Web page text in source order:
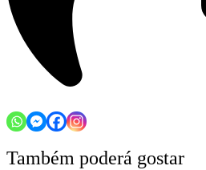
Também poderá gostar